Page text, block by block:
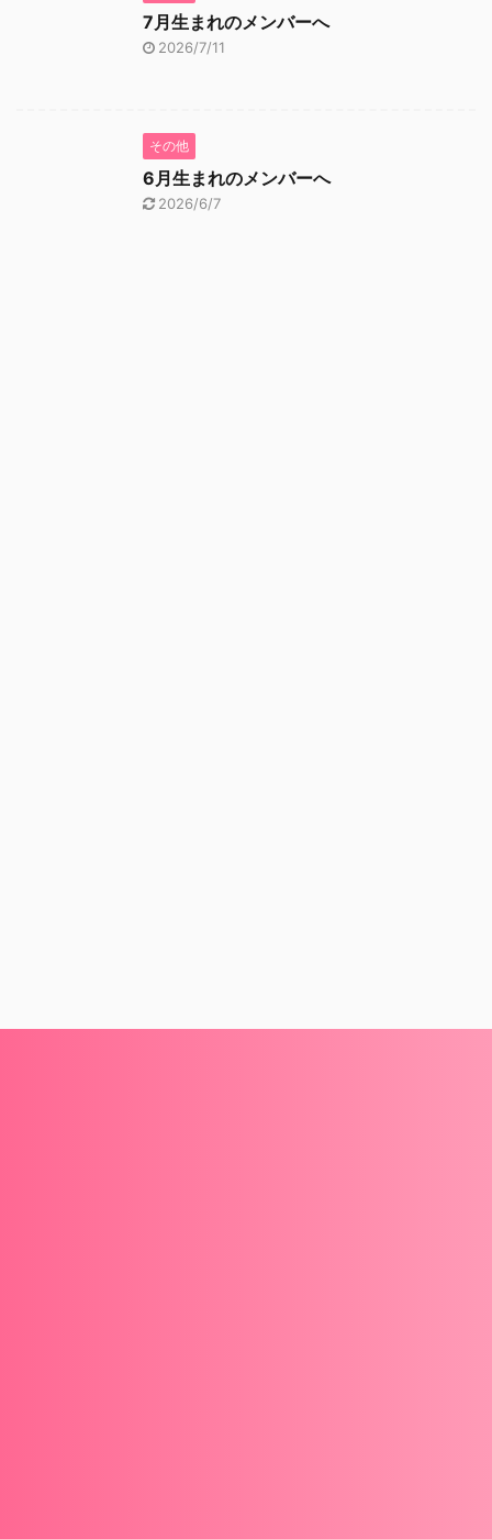
7月生まれのメンバーへ
2026/7/11
その他
6月生まれのメンバーへ
2026/6/7